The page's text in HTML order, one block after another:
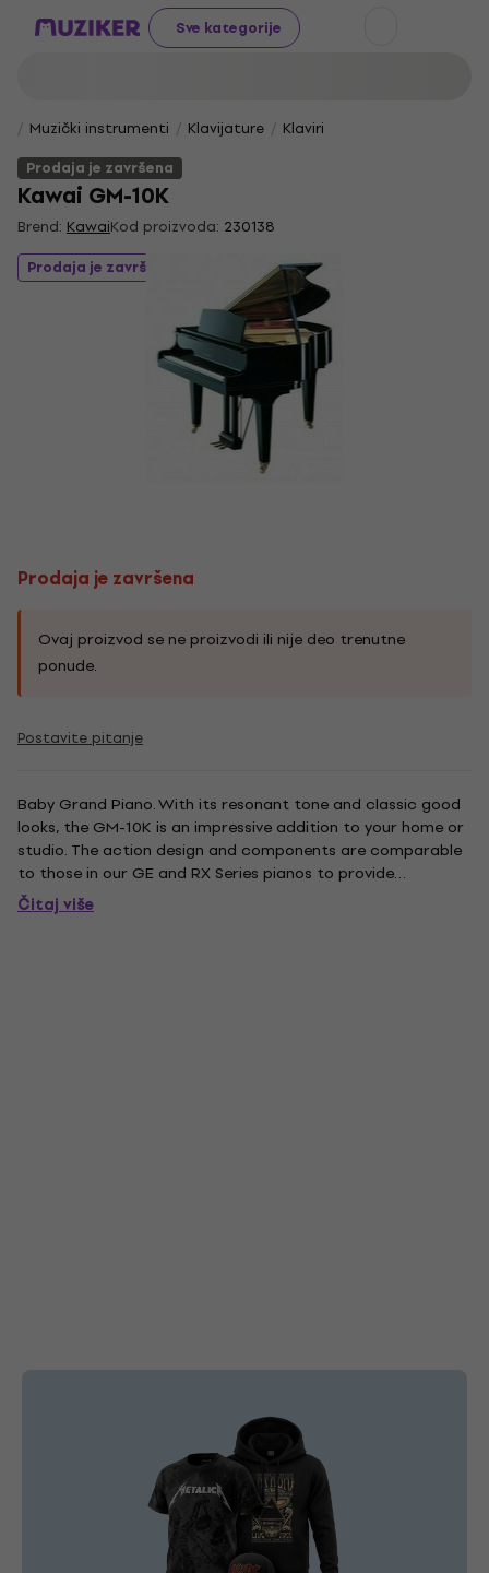
Sve kategorije
Muzički instrumenti Klavijature
Klaviri
Prodaja je završena
Kawai GM-10K
Brend: KawaiKod proizvoda: 230138
Prodaja je završena
Prodaja je završena
Ovaj proizvod se ne proizvodi ili nije deo trenutne
ponude.
Postavite pitanje
Baby Grand Piano. With its resonant tone and classic good
looks, the GM-10K is an impressive addition to your home or
studio. The action design and components are comparable
to those in our GE and RX Series pianos to provide
outstanding touch and playability. - 88 Keys - Mechanics:
Ultra Responsive with parts made from ABS Styran -
Čitaj više